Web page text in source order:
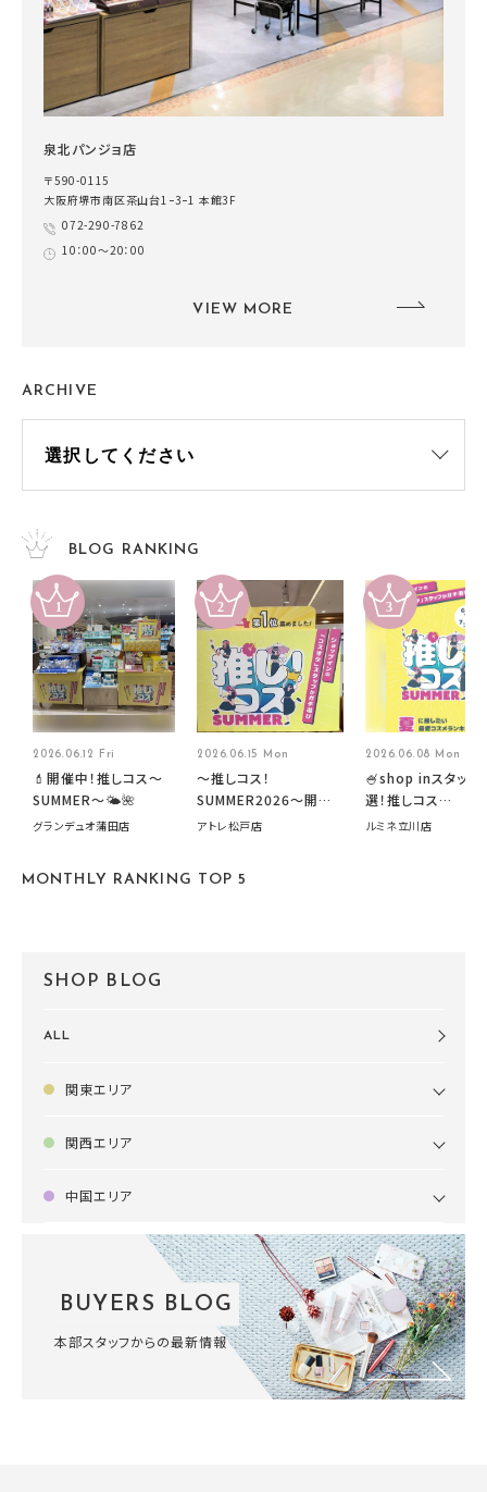
泉北パンジョ店
〒590-0115
大阪府堺市南区茶山台1ｰ3ｰ1 本館3F
072-290-7862
10：00～20：00
VIEW MORE
ARCHIVE
BLOG RANKING
2026.06.12 Fri
💄開催中！推しコス〜
SUMMER〜🌤️🌺
グランデュオ蒲田店
2026.06.15 Mon
～推しコス！
SUMMER2026～開催
中です！
アトレ松戸店
2026.06.08 Mon
🍧shop inスタッフ
選！推しコス
summer2026開催
ルミネ立川店
MONTHLY RANKING TOP 5
SHOP BLOG
ALL
関東エリア
関西エリア
中国エリア
BUYERS BLOG
本部スタッフからの最新情報